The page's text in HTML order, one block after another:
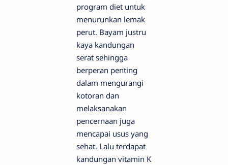
program diet untuk
menurunkan lemak
perut. Bayam justru
kaya kandungan
serat sehingga
berperan penting
dalam mengurangi
kotoran dan
melaksanakan
pencernaan juga
mencapai usus yang
sehat. Lalu terdapat
kandungan vitamin K